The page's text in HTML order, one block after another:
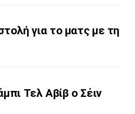
για το ματς με τη
Τελ Αβίβ ο Σέιν